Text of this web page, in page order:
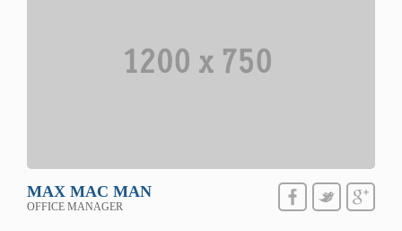
MAX MAC MAN
OFFICE MANAGER